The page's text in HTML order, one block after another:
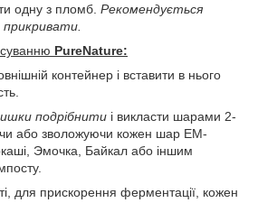
одну з пломб. Рекомендується
PureNature:
контейнер і вставити в нього
подрібнити і викласти шарами 2-
або зволожуючи кожен шар ЕМ-
Эмочка, Байкал або іншим
для прискорення ферментації, кожен